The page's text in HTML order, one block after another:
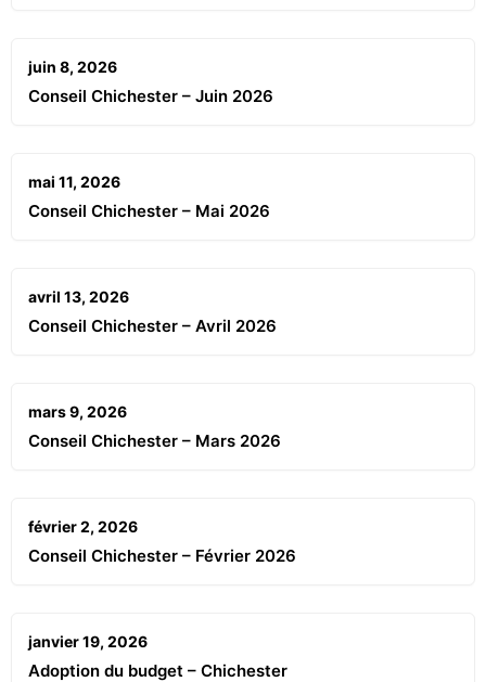
juin 8, 2026
Conseil Chichester – Juin 2026
mai 11, 2026
Conseil Chichester – Mai 2026
avril 13, 2026
Conseil Chichester – Avril 2026
mars 9, 2026
Conseil Chichester – Mars 2026
février 2, 2026
Conseil Chichester – Février 2026
janvier 19, 2026
Adoption du budget – Chichester